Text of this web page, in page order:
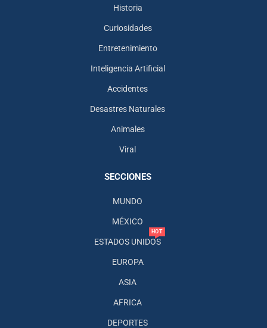
Historia
Curiosidades
Entretenimiento
Inteligencia Artificial
Accidentes
Desastres Naturales
Animales
Viral
SECCIONES
MUNDO
MÉXICO
ESTADOS UNIDOS
HOT
EUROPA
ASIA
AFRICA
DEPORTES